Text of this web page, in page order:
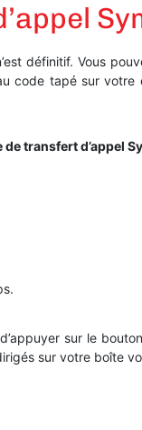
définitif. Vous
tapé sur votre
transfert d’appel
sur le
sur votre boîte